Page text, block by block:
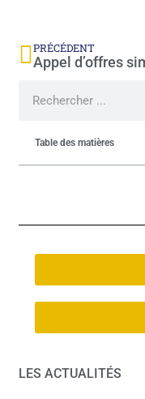
Table des matières
LES ACTUALITÉS
PRÉCÉDENT